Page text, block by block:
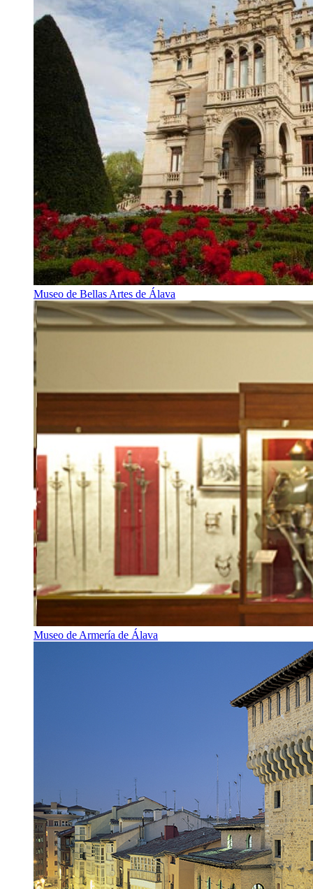
Museo de Bellas Artes de Álava
Museo de Armería de Álava